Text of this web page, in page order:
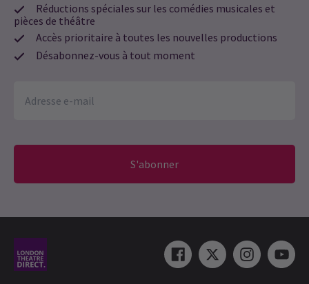
Réductions spéciales sur les comédies musicales et
pièces de théâtre
Accès prioritaire à toutes les nouvelles productions
Désabonnez-vous à tout moment
S'abonner